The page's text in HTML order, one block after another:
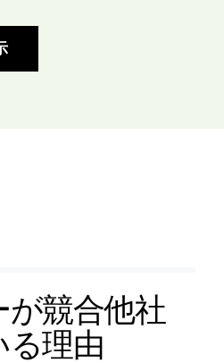
が競合他社
る理由